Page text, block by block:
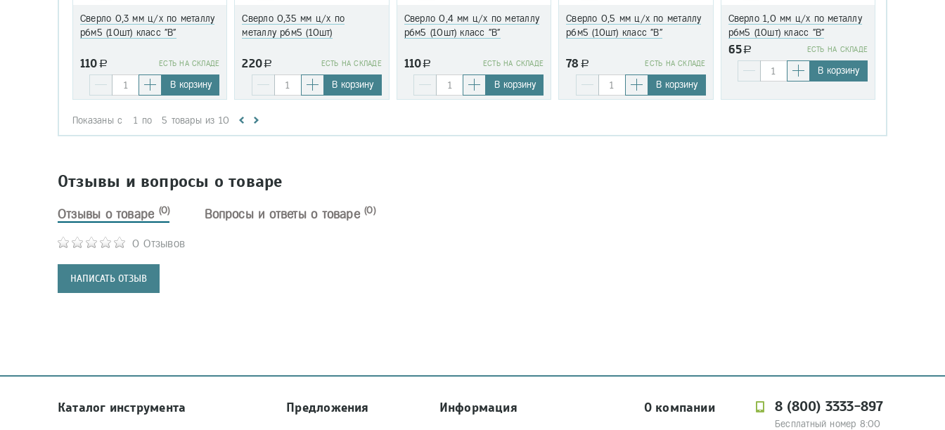
Сверло 0,3 мм ц/х по металлу
р6м5 (10шт) класс "В"
110 a EСТЬ НА СКЛАДЕ
В корзину
Сверло 0,35 мм ц/х по
металлу р6м5 (10шт)
220a EСТЬ НА СКЛАДЕ
В корзину
Сверло 0,4 мм ц/х по металлу
р6м5 (10шт) класс "В"
110a EСТЬ НА СКЛАДЕ
В корзину
Сверло 0,5 мм ц/х по металлу
р6м5 (10шт) класс "В"
78 a EСТЬ НА СКЛАДЕ
В корзину
Сверло 1,0 мм ц/х по металлу
р6м5 (10шт) класс "В"
65a EСТЬ НА СКЛАДЕ
В корзину
Показаны с 1 по 5 товары из 10
Отзывы и вопросы о товаре
Отзывы о товаре (0)
0 Отзывов
НАПИСАТЬ ОТЗЫВ
Вопросы и ответы о товаре(0)
Каталог инструмента Предложения Информация О компании 8 (800) 3333-897
Бесплатный номер 8:00